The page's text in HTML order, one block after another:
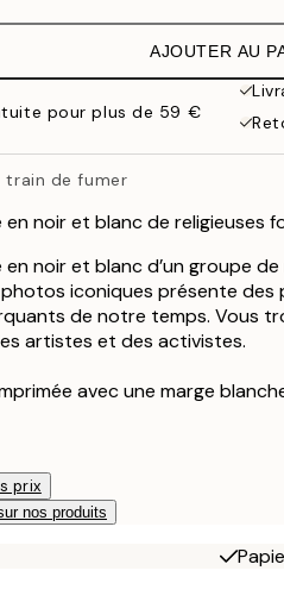
AJOUTER AU
pour plus de 59 €
train de fumer
noir et blanc de religieuses
noir et blanc d’un groupe
iconiques présente des
de notre temps. Vous
artistes et des activistes.
avec une marge
prix
nos produits